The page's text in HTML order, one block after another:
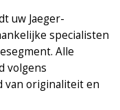
uw Jaeger-
specialisten
Alle
volgens
van originaliteit en